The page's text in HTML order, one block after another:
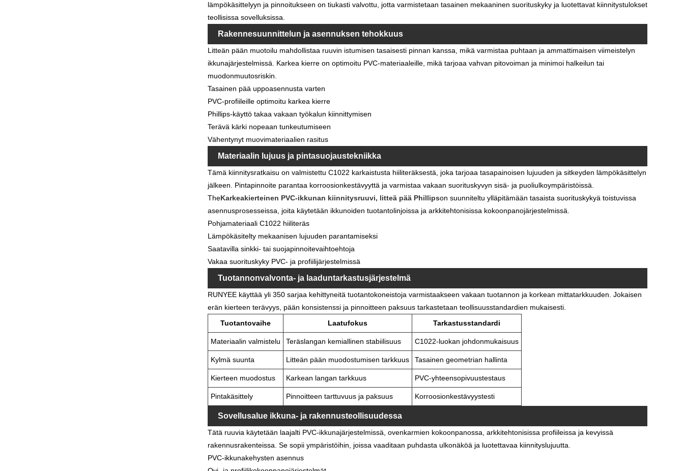
lämpökäsittelyyn ja pinnoitukseen on tiukasti valvottu, jotta varmistetaan tasainen mekaaninen suorituskyky ja luotettavat kiinnitystulokset
teollisissa sovelluksissa.
Rakennesuunnittelun ja asennuksen tehokkuus
Litteän pään muotoilu mahdollistaa ruuvin istumisen tasaisesti pinnan kanssa, mikä varmistaa puhtaan ja ammattimaisen viimeistelyn
ikkunajärjestelmissä. Karkea kierre on optimoitu PVC-materiaaleille, mikä tarjoaa vahvan pitovoiman ja minimoi halkeilun tai
muodonmuutosriskin.
Tasainen pää uppoasennusta varten
PVC-profiileille optimoitu karkea kierre
Phillips-käyttö takaa vakaan työkalun kiinnittymisen
Terävä kärki nopeaan tunkeutumiseen
Vähentynyt muovimateriaalien rasitus
Materiaalin lujuus ja pintasuojaustekniikka
Tämä kiinnitysratkaisu on valmistettu C1022 karkaistusta hiiliteräksestä, joka tarjoaa tasapainoisen lujuuden ja sitkeyden lämpökäsittelyn
jälkeen. Pintapinnoite parantaa korroosionkestävyyttä ja varmistaa vakaan suorituskyvyn sisä- ja puoliulkoympäristöissä.
TheKarkeakierteinen PVC-ikkunan kiinnitysruuvi, litteä pää Phillipson suunniteltu ylläpitämään tasaista suorituskykyä toistuvissa
asennusprosesseissa, joita käytetään ikkunoiden tuotantolinjoissa ja arkkitehtonisissa kokoonpanojärjestelmissä.
Pohjamateriaali C1022 hiiliteräs
Lämpökäsitelty mekaanisen lujuuden parantamiseksi
Saatavilla sinkki- tai suojapinnoitevaihtoehtoja
Vakaa suorituskyky PVC- ja profiilijärjestelmissä
Tuotannonvalvonta- ja laaduntarkastusjärjestelmä
RUNYEE käyttää yli 350 sarjaa kehittyneitä tuotantokoneistoja varmistaakseen vakaan tuotannon ja korkean mittatarkkuuden. Jokaisen
erän kierteen terävyys, pään konsistenssi ja pinnoitteen paksuus tarkastetaan teollisuusstandardien mukaisesti.
Tuotantovaihe
Laatufokus Tarkastusstandardi
Materiaalin valmistelu Teräslangan kemiallinen stabiilisuus C1022-luokan johdonmukaisuus
Kylmä suunta Litteän pään muodostumisen tarkkuus Tasainen geometrian hallinta
Kierteen muodostus Karkean langan tarkkuus PVC-yhteensopivuustestaus
Pintakäsittely Pinnoitteen tarttuvuus ja paksuus Korroosionkestävyystesti
Sovellusalue ikkuna- ja rakennusteollisuudessa
Tätä ruuvia käytetään laajalti PVC-ikkunajärjestelmissä, ovenkarmien kokoonpanossa, arkkitehtonisissa profiileissa ja kevyissä
rakennusrakenteissa. Se sopii ympäristöihin, joissa vaaditaan puhdasta ulkonäköä ja luotettavaa kiinnityslujuutta.
PVC-ikkunakehysten asennus